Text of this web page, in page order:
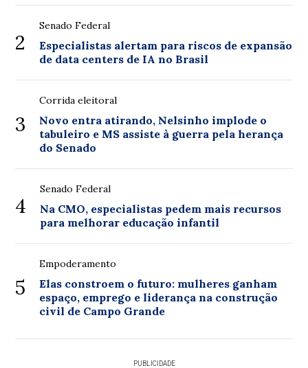
2
Senado Federal
Especialistas alertam para riscos de expansão
de data centers de IA no Brasil
3
Corrida eleitoral
Novo entra atirando, Nelsinho implode o
tabuleiro e MS assiste à guerra pela herança
do Senado
4
Senado Federal
Na CMO, especialistas pedem mais recursos
para melhorar educação infantil
5
Empoderamento
Elas constroem o futuro: mulheres ganham
espaço, emprego e liderança na construção
civil de Campo Grande
PUBLICIDADE